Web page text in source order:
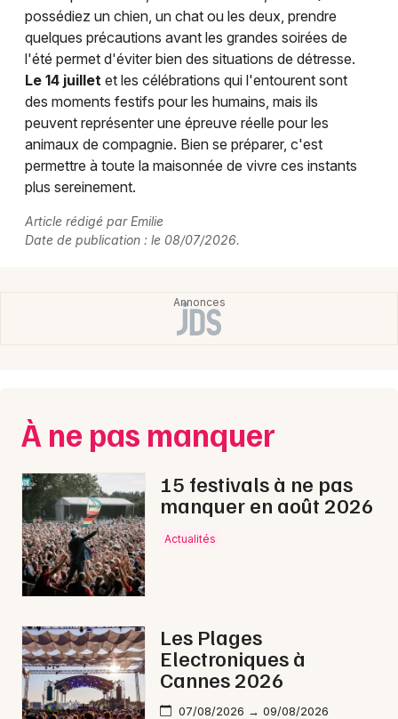
possédiez un chien, un chat ou les deux, prendre
quelques précautions avant les grandes soirées de
l'été permet d'éviter bien des situations de détresse.
Le 14 juillet et les célébrations qui l'entourent sont
des moments festifs pour les humains, mais ils
peuvent représenter une épreuve réelle pour les
animaux de compagnie. Bien se préparer, c'est
permettre à toute la maisonnée de vivre ces instants
plus sereinement.
Article rédigé par Emilie
Date de publication : le 08/07/2026.
À ne pas manquer
15 festivals à ne pas
manquer en août 2026
Actualités
Les Plages
Electroniques à
Cannes 2026
07/08/2026 → 09/08/2026